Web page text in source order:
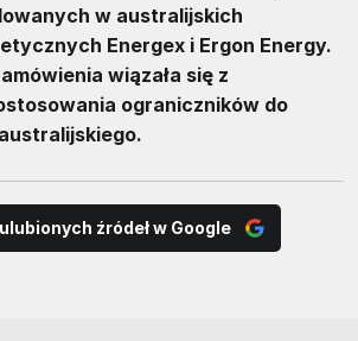
w australijskich
Energex i Ergon Energy.
wiązała się z
ograniczników do
źródeł w Google